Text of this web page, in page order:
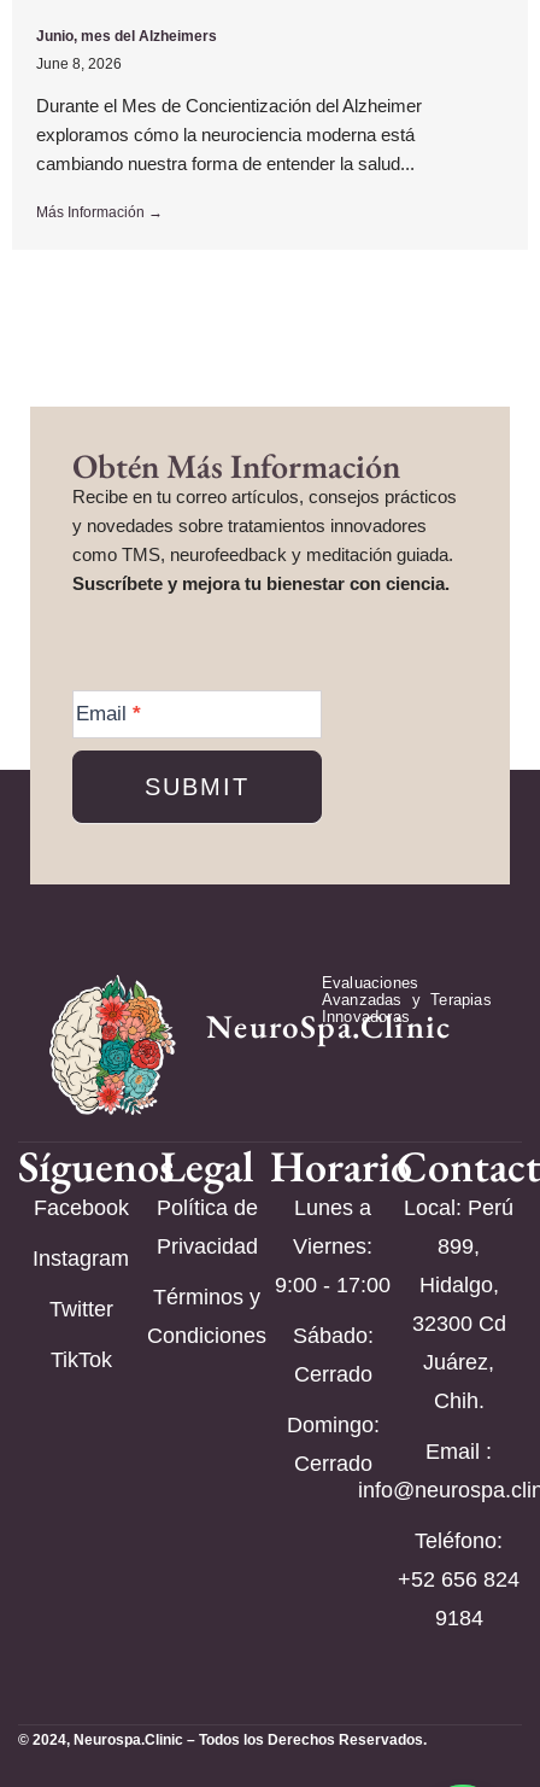
Junio, mes del Alzheimers
June 8, 2026
Durante el Mes de Concientización del Alzheimer
exploramos cómo la neurociencia moderna está
cambiando nuestra forma de entender la salud...
Más Información →
Obtén Más Información
Recibe en tu correo artículos, consejos prácticos
y novedades sobre tratamientos innovadores
como TMS, neurofeedback y meditación guiada.
Suscríbete y mejora tu bienestar con ciencia.
Information
Email *
SUBMIT
NeuroSpa.Clinic
Evaluaciones
Avanzadas y Terapias
Innovadoras
Síguenos
Facebook
Instagram
Twitter
TikTok
Legal
Política de
Privacidad
Términos y
Condiciones
Horario
Lunes a
Viernes:
9:00 - 17:00
Sábado:
Cerrado
Domingo:
Cerrado
Local: Perú
899,
Hidalgo,
32300 Cd
Juárez,
Chih.
Email :
Teléfono:
‪+52 656 824
9184‬
© 2024, Neurospa.Clinic – Todos los Derechos Reservados.